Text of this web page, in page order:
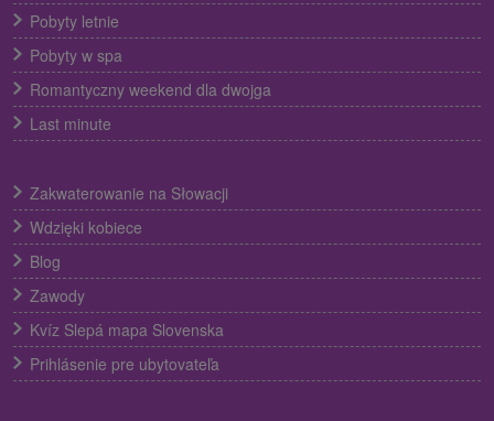
Pobyty letnie
Pobyty w spa
Romantyczny weekend dla dwojga
Last minute
Zakwaterowanie na Słowacji
Wdzięki kobiece
Blog
Zawody
Kvíz Slepá mapa Slovenska
Prihlásenie pre ubytovateľa